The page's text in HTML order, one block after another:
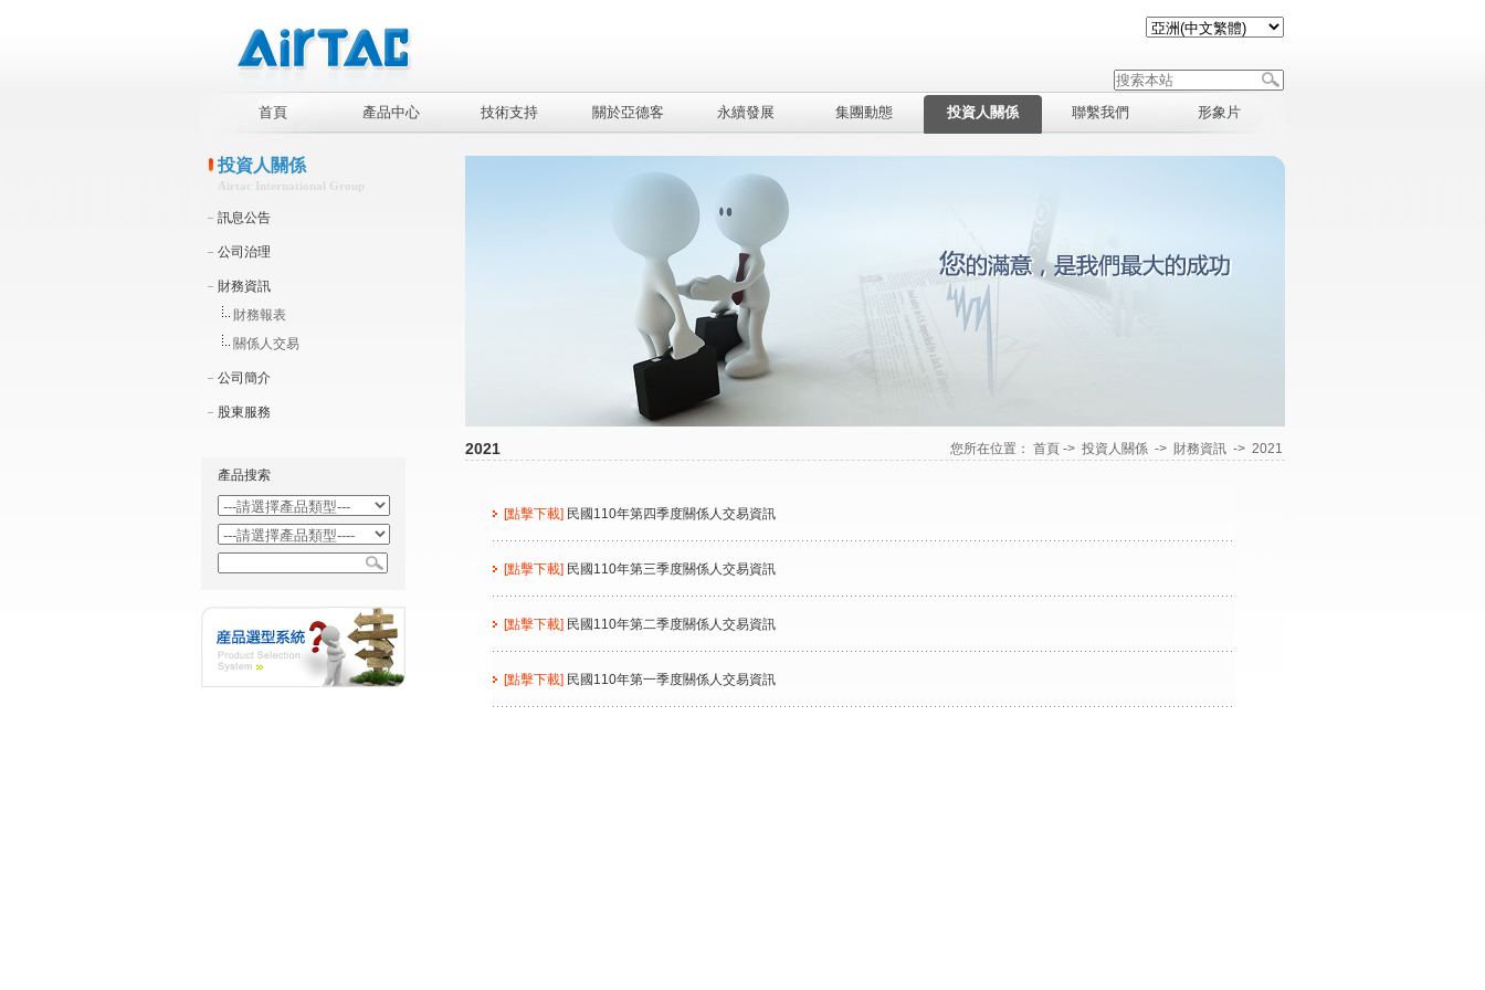
首頁 產品中心 技術支持 關於亞德客 永續發展 集團動態 投資人關係 聯繫我們 形象片
投資人關係
Airtac International Group
訊息公告
公司治理
財務資訊
財務報表
關係人交易
公司簡介
股東服務
產品搜索
2021 您所在位置： 首頁-> 投資人關係-> 財務資訊-> 2021
[點擊下載] 民國110年第四季度關係人交易資訊
[點擊下載] 民國110年第三季度關係人交易資訊
[點擊下載] 民國110年第二季度關係人交易資訊
[點擊下載] 民國110年第一季度關係人交易資訊